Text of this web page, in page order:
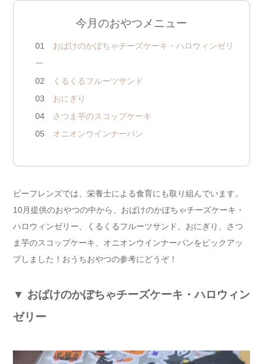
今月のおやつメニュー
01
おばけのかぼちゃチーズケーキ・ハロウィンゼリ
ー
02 くるくるフルーツサンド
03 おにぎり
04 さつま芋のスコップケーキ
05 オニオンウインナーパン
ビーフレンズでは、栄養士による食育にも取り組んでいます。
10月提供のおやつの中から、おばけのかぼちゃチーズケーキ・
ハロウィンゼリー、くるくるフルーツサンド、おにぎり、さつ
ま芋のスコップケーキ、オニオンウインナーパンをピックアッ
プしました！おうちおやつの参考にどうぞ！
▼ おばけのかぼちゃチーズケーキ・ハロウィン
ゼリー